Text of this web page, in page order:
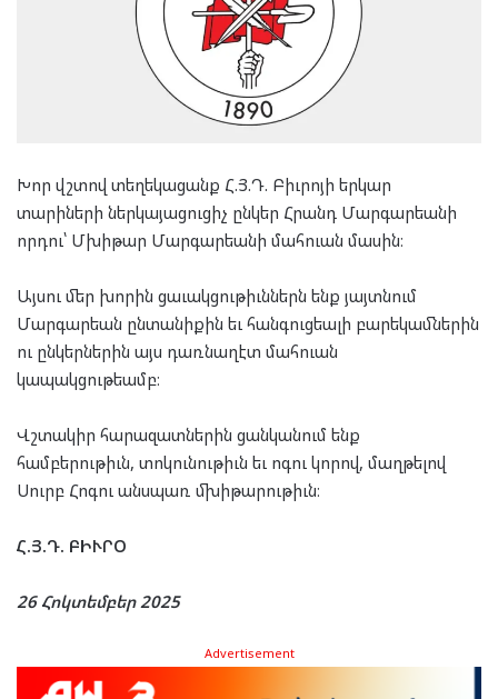
Խոր վշտով տեղեկացանք Հ.Յ.Դ. Բիւրոյի երկար
տարիների ներկայացուցիչ ընկեր Հրանդ Մարգարեանի
որդու՝ Մխիթար Մարգարեանի մահուան մասին։
Այսու մեր խորին ցաւակցութիւններն ենք յայտնում
Մարգարեան ընտանիքին եւ հանգուցեալի բարեկամներին
ու ընկերներին այս դառնաղէտ մահուան
կապակցութեամբ։
Վշտակիր հարազատներին ցանկանում ենք
համբերութիւն, տոկունութիւն եւ ոգու կորով, մաղթելով
Սուրբ Հոգու անսպառ մխիթարութիւն։
Հ.Յ.Դ. ԲԻՒՐՕ
26 Հոկտեմբեր 2025
Advertisement